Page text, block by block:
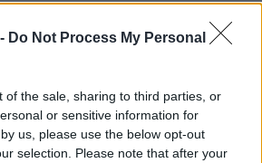
Do Not Process My Personal
of the sale, sharing to third parties, or
or sensitive information for
us, please use the below opt-out
selection. Please note that after your
Hania Hannover
Hanoi